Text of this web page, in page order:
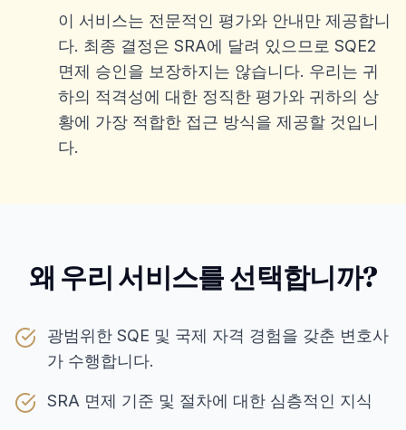
이 서비스는 전문적인 평가와 안내만 제공합니
다. 최종 결정은 SRA에 달려 있으므로 SQE2
면제 승인을 보장하지는 않습니다. 우리는 귀
하의 적격성에 대한 정직한 평가와 귀하의 상
황에 가장 적합한 접근 방식을 제공할 것입니
다.
왜 우리 서비스를 선택합니까?
광범위한 SQE 및 국제 자격 경험을 갖춘 변호사
가 수행합니다.
SRA 면제 기준 및 절차에 대한 심층적인 지식